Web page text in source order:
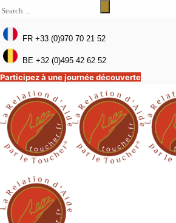
FR +33 (0)970 70 21 52
BE +32 (0)495 42 62 52
Participez à une journée découverte